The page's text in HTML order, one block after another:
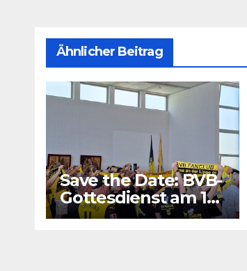
Ähnlicher Beitrag
Save the Date: BVB-
Gottesdienst am 16.
August 2026